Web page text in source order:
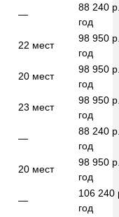
—
88 240
год
22 мест
98 950
год
20 мест
98 950
год
23 мест
98 950
год
—
88 240
год
20 мест
98 950
год
—
106 240
год